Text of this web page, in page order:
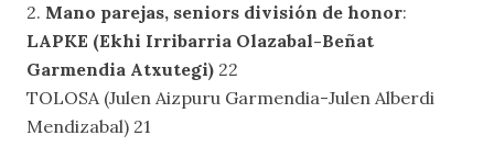
2. Mano parejas, seniors división de honor:
LAPKE (Ekhi Irribarria Olazabal-Beñat
Garmendia Atxutegi) 22
TOLOSA (Julen Aizpuru Garmendia-Julen Alberdi
Mendizabal) 21